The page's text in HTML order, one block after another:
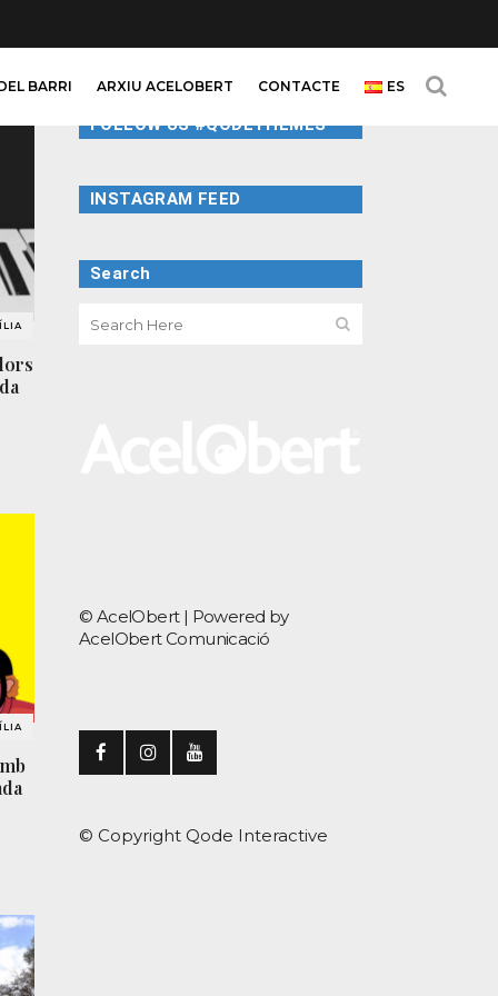
BARRI ARXIU ACELOBERT CONTACTE ES
FOLLOW US #QODETHEMES
INSTAGRAM FEED
Search
© AcelObert | Powered by
AcelObert Comunicació
© Copyright Qode Interactive